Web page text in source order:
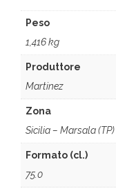
Peso
1,416 kg
Produttore
Martinez
Zona
Sicilia – Marsala (TP)
Formato (cl.)
75.0